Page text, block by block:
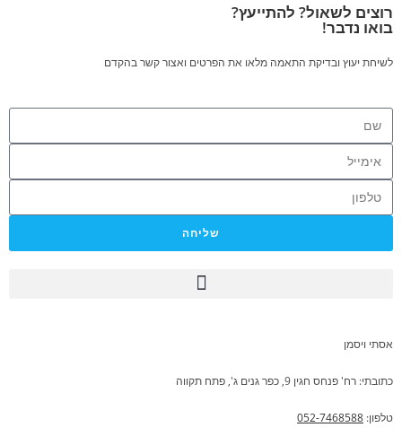
רוצים לשאול? להתייעץ?
בואו נדבר!
לשיחת יעוץ ובדיקת התאמה מלאו את הפרטים ואצור קשר בהקדם
שליחה
אסתי ויסמן
כתובתי: רח' פנחס חגין 9, כפר גנים ג', פתח תקווה
טלפון: 052-7468588